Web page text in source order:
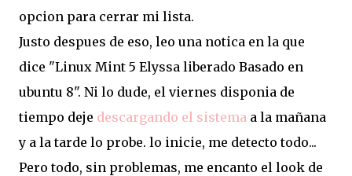
opcion para cerrar mi lista.
Justo despues de eso, leo una notica en la que
dice "Linux Mint 5 Elyssa liberado Basado en
ubuntu 8". Ni lo dude, el viernes disponia de
tiempo deje descargando el sistema a la mañana
y a la tarde lo probe. lo inicie, me detecto todo...
Pero todo, sin problemas, me encanto el look de